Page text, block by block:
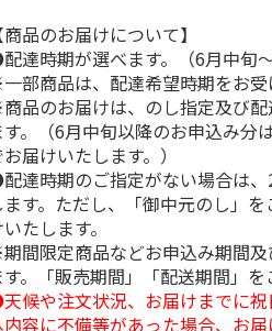
具
＜お中元＞【冷凍】
６種類のお肉ソムリ
エアソートＢＯＸ
＜お中元＞
雪豚ロース
０ｇ×６
商品のお届けについて】
達時期が選べます。（6月中旬
部商品は、配達希望時期をお受
品のお届けは、のし指定及び
す。（6月中旬以降のお申込み分
届けいたします。）
達時期のご指定がない場合は
ます。ただし、「御中元のし」
たします。
間限定商品などお申込み期間
す。「販売期間」「配送期間」を
候や注文状況、お届けまでに
内容に不備等があった場合、お